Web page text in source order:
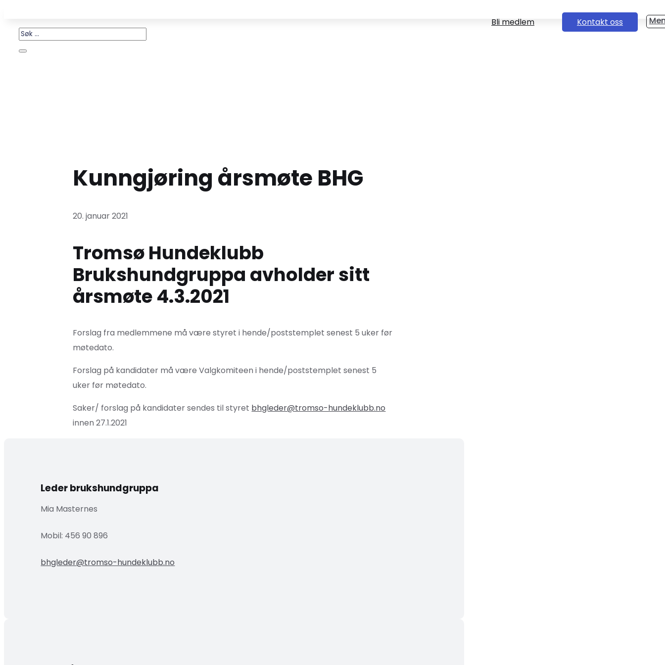
Kontakt oss
Bli medlem
Kunngjøring årsmøte BHG
20. januar 2021
Tromsø Hundeklubb
Brukshundgruppa avholder sitt
årsmøte 4.3.2021
Forslag fra medlemmene må være styret i hende/poststemplet senest 5 uker før
møtedato.
Forslag på kandidater må være Valgkomiteen i hende/poststemplet senest 5
uker før møtedato.
Saker/ forslag på kandidater sendes til styret bhgleder@tromso-hundeklubb.no
innen 27.1.2021
Leder brukshundgruppa
Mia Masternes
Mobil: 456 90 896
bhgleder@tromso-hundeklubb.no